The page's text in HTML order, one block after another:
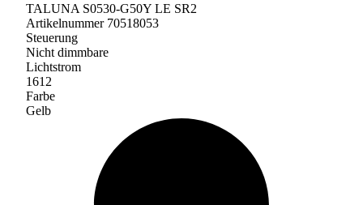
TALUNA S0530-G50Y LE SR2
Artikelnummer 70518053
Steuerung
Nicht dimmbare
Lichtstrom
1612
Farbe
Gelb